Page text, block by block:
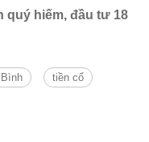
quý hiếm, đầu tư 18
tiền cổ